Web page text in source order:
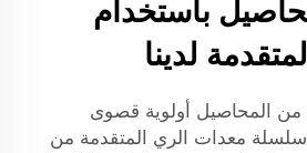
باستخدام
لدينا
من المحاصيل أولوية قصوى
سلسلة معدات الري المتقدمة من